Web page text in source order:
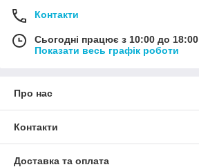
Контакти
Сьогодні працює з 10:00 до 18:00
Показати весь графік роботи
Про нас
Контакти
Доставка та оплата